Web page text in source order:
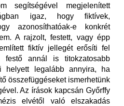
segítségével megjelenített
igaz, hogy fiktívek,
azonosíthatóak-e konkrét
A rajzolt, festett, vagy épp
fiktív jellegét erősíti fel
festő annál is titokzatosabb
helyett legalább annyira, ha
összefüggéseket ismerhetünk
Az írások kapcsán Győrffy
elvétől való elszakadás